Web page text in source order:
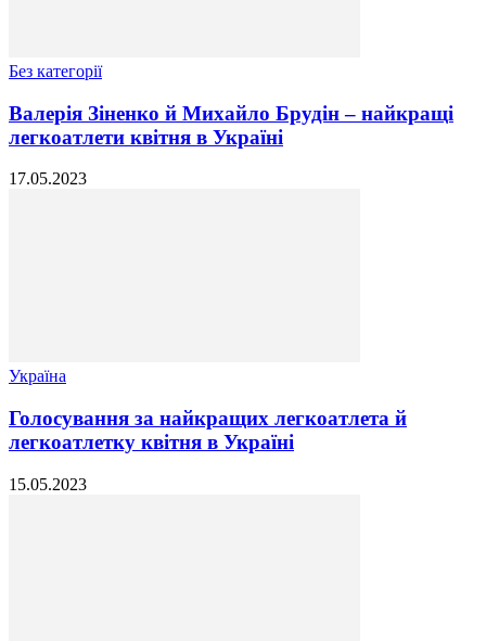
Без категорії
Валерія Зіненко й Михайло Брудін – найкращі
легкоатлети квітня в Україні
17.05.2023
Україна
Голосування за найкращих легкоатлета й
легкоатлетку квітня в Україні
15.05.2023